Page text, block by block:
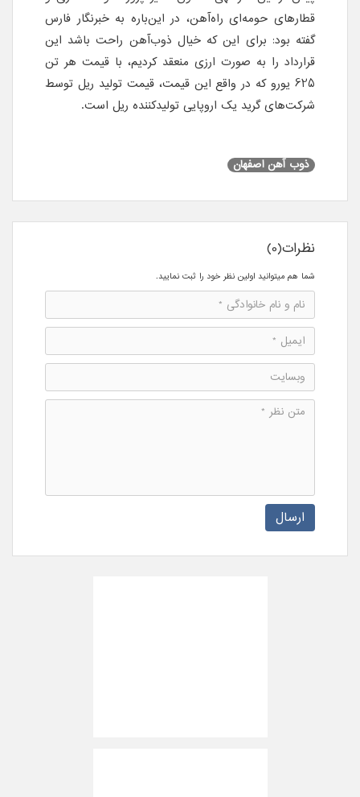
قطارهای حومه‌ای راه‌آهن،‌ در این‌باره به خبرنگار فارس
گفته بود: برای این که خیال ذوب‌آهن راحت باشد این
قرارداد را به صورت ارزی منعقد کردیم، با قیمت هر تن
625 یورو که در واقع این قیمت، قیمت تولید ریل توسط
شرکت‌های گرید یک اروپایی تولید‌کننده ریل است.
ذوب آهن اصفهان
نظرات(0)
شما هم میتوانید اولین نظر خود را ثبت نمایید.
ارسال